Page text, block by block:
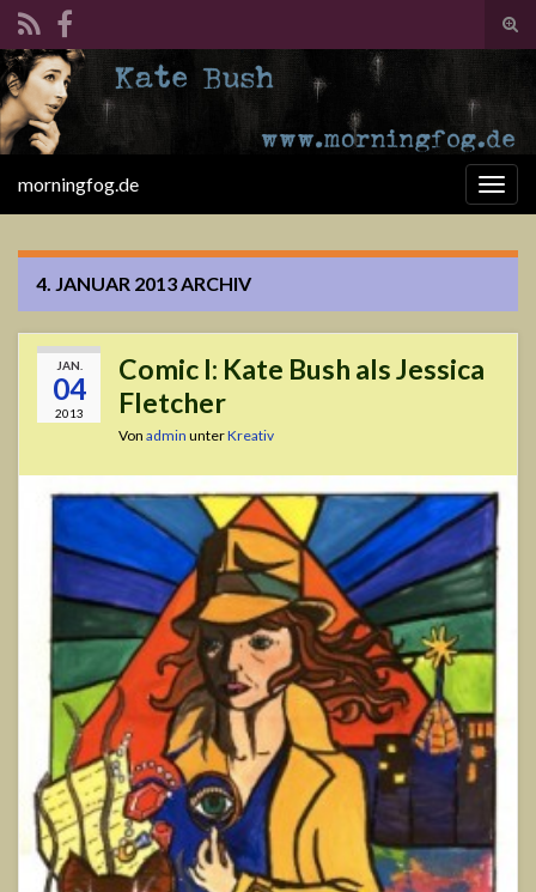
Search for:
morningfog.de
4. JANUAR 2013ARCHIV
JAN.
04
2013
Comic I: Kate Bush als Jessica
Fletcher
Von admin unterKreativ